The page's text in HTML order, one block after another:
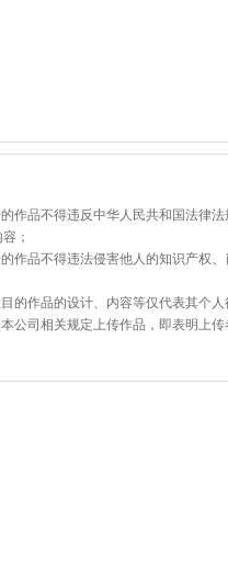
作品不得违反中华人民共和国法律
；
作品不得违法侵害他人的知识产权
的作品的设计、内容等仅代表其个人
公司相关规定上传作品，即表明上